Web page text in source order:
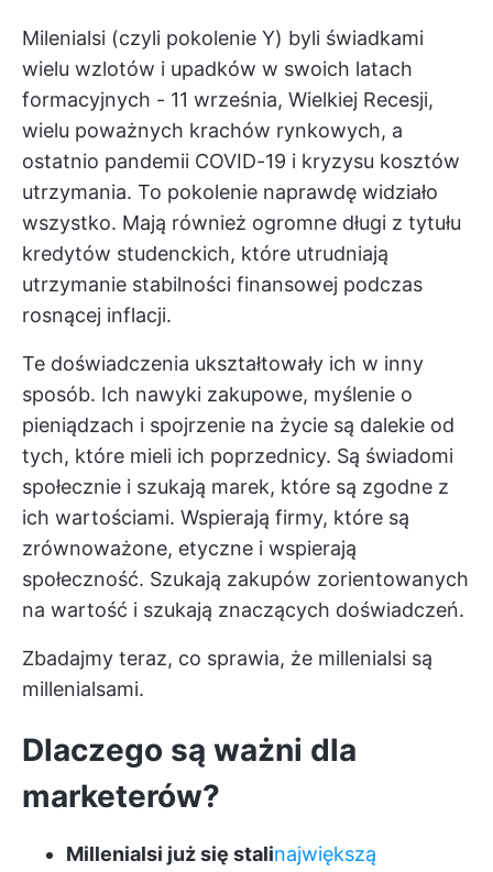
Milenialsi (czyli pokolenie Y) byli świadkami
wielu wzlotów i upadków w swoich latach
formacyjnych - 11 września, Wielkiej Recesji,
wielu poważnych krachów rynkowych, a
ostatnio pandemii COVID-19 i kryzysu kosztów
utrzymania. To pokolenie naprawdę widziało
wszystko. Mają również ogromne długi z tytułu
kredytów studenckich, które utrudniają
utrzymanie stabilności finansowej podczas
rosnącej inflacji.
Te doświadczenia ukształtowały ich w inny
sposób. Ich nawyki zakupowe, myślenie o
pieniądzach i spojrzenie na życie są dalekie od
tych, które mieli ich poprzednicy. Są świadomi
społecznie i szukają marek, które są zgodne z
ich wartościami. Wspierają firmy, które są
zrównoważone, etyczne i wspierają
społeczność. Szukają zakupów zorientowanych
na wartość i szukają znaczących doświadczeń.
Zbadajmy teraz, co sprawia, że millenialsi są
millenialsami.
Dlaczego są ważni dla
marketerów?
Millenialsi już się stalinajwiększą